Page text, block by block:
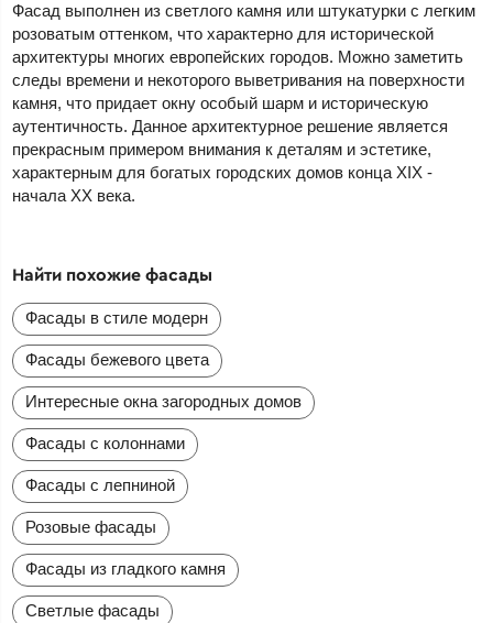
Фасад выполнен из светлого камня или штукатурки с легким
розоватым оттенком, что характерно для исторической
архитектуры многих европейских городов. Можно заметить
следы времени и некоторого выветривания на поверхности
камня, что придает окну особый шарм и историческую
аутентичность. Данное архитектурное решение является
прекрасным примером внимания к деталям и эстетике,
характерным для богатых городских домов конца XIX -
начала XX века.
Найти похожие фасады
Фасады в стиле модерн
Фасады бежевого цвета
Интересные окна загородных домов
Фасады с колоннами
Фасады с лепниной
Розовые фасады
Фасады из гладкого камня
Светлые фасады